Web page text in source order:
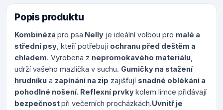
Popis produktu
Kombinéza pro psa Nelly je ideální volbou pro malé a
střední psy , kteří potřebují ochranu před deštěm a
chladem. Vyrobena z nepromokavého materiálu
udrží vašeho mazlíčka v suchu. Gumičky na stažení
hrudníku a zapínání na zip zajišťují snadné oblékání a
pohodlné nošení. Reflexní prvkykolem límce přidávají
bezpečnostpři večerních procházkách.Uvnitř je